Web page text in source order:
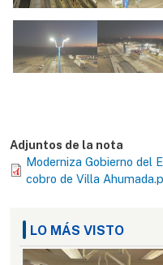
Adjuntos de la nota
Moderniza Gobierno del
cobro de Villa
LO MÁS VISTO